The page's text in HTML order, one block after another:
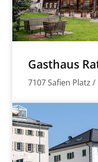
Gasthaus
7107 Safien Platz